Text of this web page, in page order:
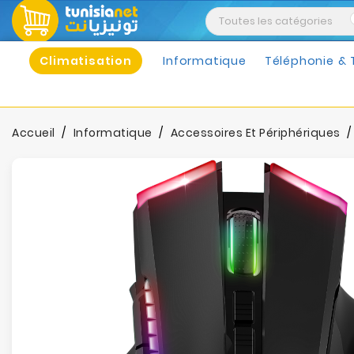
Climatisation Informatique Téléphonie &
Accueil Informatique Accessoires Et Périphériques